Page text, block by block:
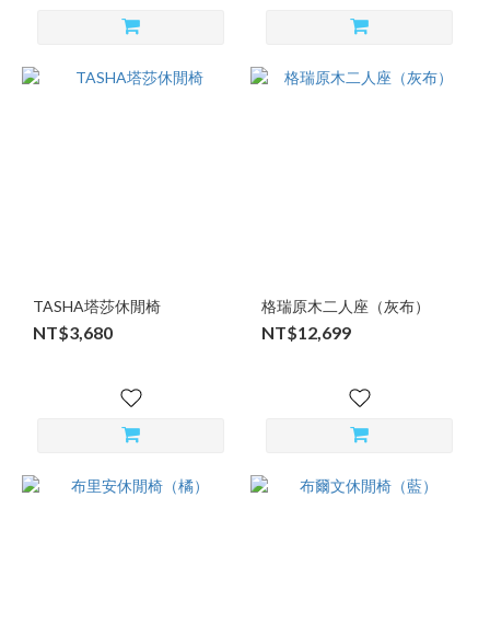
TASHA塔莎休閒椅
NT$3,680
格瑞原木二人座（灰布）
NT$12,699